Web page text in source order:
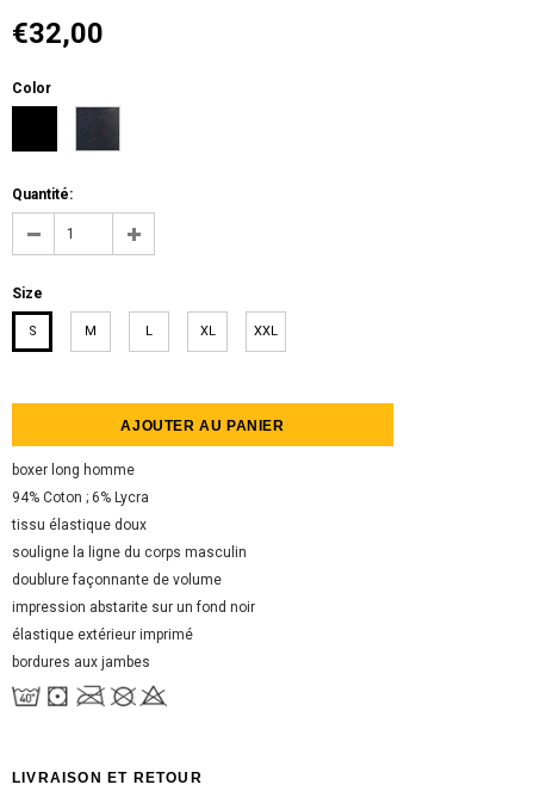
€32,00
Color
Quantité:
Size
S M L XL XXL
boxer long homme
94% Coton ; 6% Lycra
tissu élastique doux
souligne la ligne du corps masculin
doublurefaçonnante de volume
impression abstarite sur un fond noir
élastique extérieur imprimé
bordures aux jambes
LIVRAISON ET RETOUR